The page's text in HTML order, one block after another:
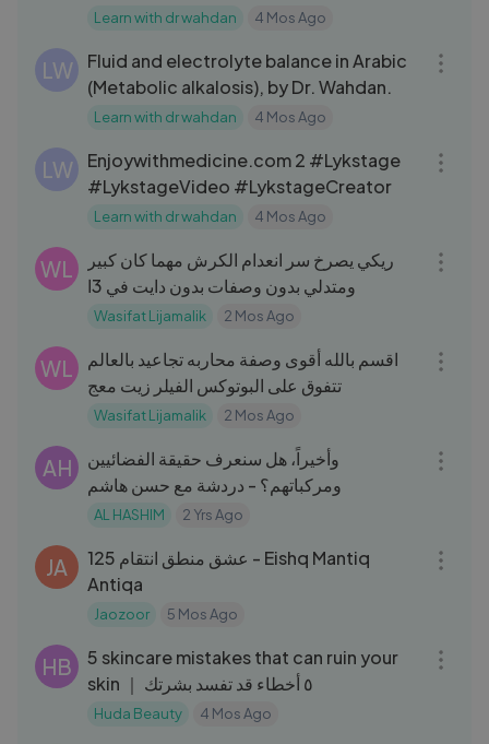
Learn with dr wahdan 4 Mos Ago
LW
Fluid and electrolyte balance in Arabic
(Metabolic alkalosis), by Dr. Wahdan.
Learn with dr wahdan 4 Mos Ago
LW
Enjoywithmedicine.com 2 #Lykstage
#LykstageVideo #LykstageCreator
Learn with dr wahdan 4 Mos Ago
WL
ريكي يصرخ سر انعدام الكرش مهما كان كبير
ومتدلي بدون وصفات بدون دايت في 3ا
Wasifat Lijamalik 2 Mos Ago
WL
اقسم بالله أقوى وصفة محاربه تجاعيد بالعالم
تتفوق على البوتوكس الفيلر زيت معج
Wasifat Lijamalik 2 Mos Ago
AH
وأخيراً، هل سنعرف حقيقة الفضائيين
ومركباتهم؟ - دردشة مع حسن هاشم
AL HASHIM 2 Yrs Ago
JA
125 عشق منطق انتقام - Eishq Mantiq
Antiqa
Jaozoor 5 Mos Ago
HB
5 skincare mistakes that can ruin your
skin ｜ ٥ أخطاء قد تفسد بشرتك
Huda Beauty 4 Mos Ago